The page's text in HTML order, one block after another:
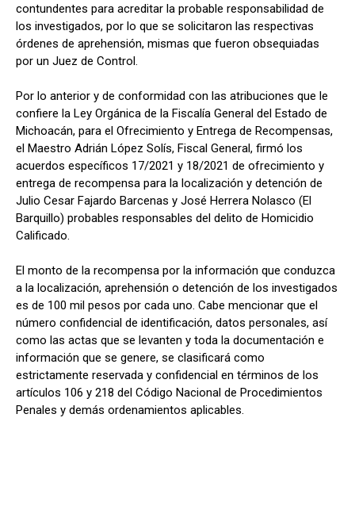
contundentes para acreditar la probable responsabilidad de
los investigados, por lo que se solicitaron las respectivas
órdenes de aprehensión, mismas que fueron obsequiadas
por un Juez de Control.
Por lo anterior y de conformidad con las atribuciones que le
confiere la Ley Orgánica de la Fiscalía General del Estado de
Michoacán, para el Ofrecimiento y Entrega de Recompensas,
el Maestro Adrián López Solís, Fiscal General, firmó los
acuerdos específicos 17/2021 y 18/2021 de ofrecimiento y
entrega de recompensa para la localización y detención de
Julio Cesar Fajardo Barcenas y José Herrera Nolasco (El
Barquillo) probables responsables del delito de Homicidio
Calificado.
El monto de la recompensa por la información que conduzca
a la localización, aprehensión o detención de los investigados
es de 100 mil pesos por cada uno. Cabe mencionar que el
número confidencial de identificación, datos personales, así
como las actas que se levanten y toda la documentación e
información que se genere, se clasificará como
estrictamente reservada y confidencial en términos de los
artículos 106 y 218 del Código Nacional de Procedimientos
Penales y demás ordenamientos aplicables.